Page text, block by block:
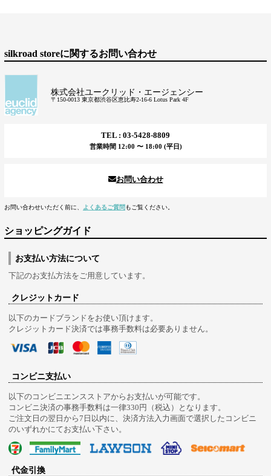
silkroad storeに関するお問い合わせ
株式会社ユークリッド・エージェンシー
〒150-0013 東京都渋谷区恵比寿2-16-6 Lotus Park 4F
TEL : 03-5428-8809
営業時間 12:00 〜 18:00 (平日)
お問い合わせ
お問い合わせいただく前に、 よくあるご質問 もご覧ください。
ショッピングガイド
お支払い方法について
下記のお支払方法をご用意しています。
クレジットカード
以下のカードブランドをお使い頂けます。
クレジットカード決済では事務手数料は必要ありません。
コンビニ支払い
以下のコンビニエンスストアからお支払いが可能です。
コンビニ決済の事務手数料は一律330円（税込）となります。
ご注文日の翌日から7日以内に、決済方法入力画面で選択したコンビニ
のいずれかにてお支払い下さい。
代金引換